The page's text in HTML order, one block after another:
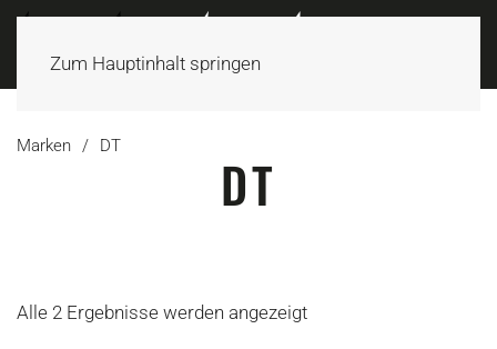
Zum Hauptinhalt springen
Marken DT
DT
Alle 2 Ergebnisse werden angezeigt